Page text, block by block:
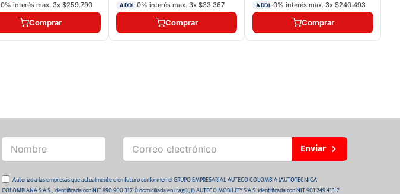
0% interés max. 3x $259.790
Comprar
ADDI 0% interés max. 3x $33.367
Comprar
ADDI 0% interés max. 3x $240.493
Comprar
Enviar
Autorizo a las empresas que actualmente o en futuro conformen el GRUPO EMPRESARIAL AUTECO COLOMBIA (AUTOTECNICA
COLOMBIANA S.A.S., identificada con NIT 890.900.317-0 domiciliada en Itagüí, ii) AUTECO MOBILITY S.A.S. identificada con NIT 901.249.413-7